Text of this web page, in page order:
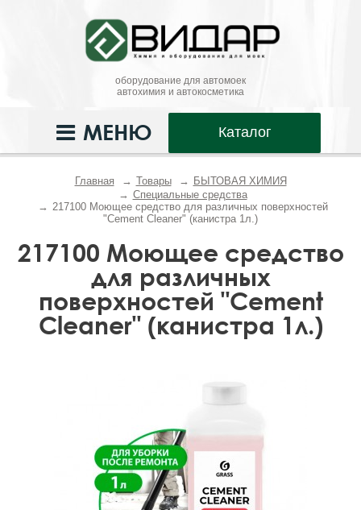
оборудование для автомоек
автохимия и автокосметика
Каталог
МЕНЮ
Главная Товары
БЫТОВАЯ ХИМИЯ
Специальные средства
217100 Моющее средство для различных поверхностей
"Cement Cleaner" (канистра 1л.)
217100 Моющее средство
для различных
поверхностей "Cement
Cleaner" (канистра 1л.)